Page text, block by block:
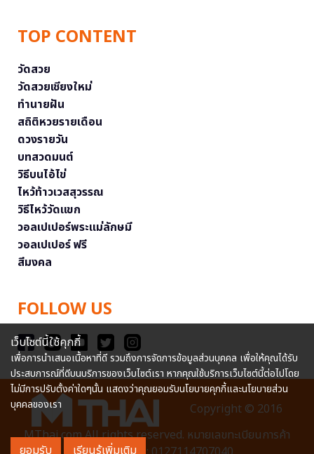
TOP CONTENT
วัดสวย
วัดสวยเชียงใหม่
ทำนายฝัน
สถิติหวยรายเดือน
ดวงรายวัน
บทสวดมนต์
วิธีบนไอ้ไข่
ไหว้ท้าวเวสสุวรรณ
วิธีไหว้วัดแขก
วอลเปเปอร์พระแม่ลักษมี
วอลเปเปอร์ ฟรี
สีมงคล
FOLLOW US
Copyright © 2016
MThai.com All rights reserved. หมายเลขทะเบียนการค้า
เว็บไซต์นี้ใช้คุกกี้
เพื่อการนำเสนอเนื้อหาที่ดี รวมถึงการจัดการข้อมูลส่วนบุคคล เพื่อให้คุณได้รับ
ประสบการณ์ที่ดีบนบริการของเว็บไซต์เรา หากคุณใช้บริการเว็บไซต์นี้ต่อไปโดย
ไม่มีการปรับตั้งค่าใดๆนั้น แสดงว่าคุณยอมรับนโยบายคุกกี้และนโยบายส่วน
บุคคลของเรา
ยอมรับ เรียนรู้เพิ่มเติม